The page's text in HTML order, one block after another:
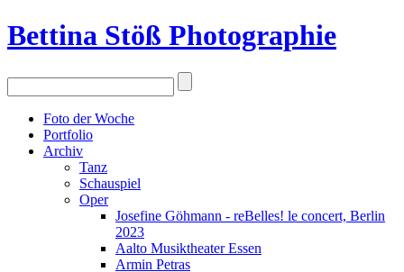
Bettina Stöß Photographie
Foto der Woche
Portfolio
Archiv
Tanz
Schauspiel
Oper
Josefine Göhmann - reBelles! le concert, Berlin
2023
Aalto Musiktheater Essen
Armin Petras